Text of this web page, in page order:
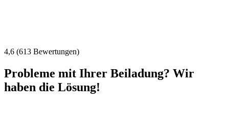
4,6 (613 Bewertungen)
Probleme mit Ihrer Beiladung? Wir
haben die Lösung!